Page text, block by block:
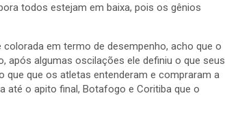
todos estejam em baixa, pois os gênios
em termo de desempenho, acho que o
após algumas oscilações ele definiu o que seus
que os atletas entenderam e compraram a
até o apito final, Botafogo e Coritiba que o